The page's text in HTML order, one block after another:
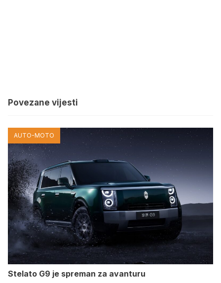
Povezane vijesti
AUTO-MOTO
Stelato G9 je spreman za avanturu